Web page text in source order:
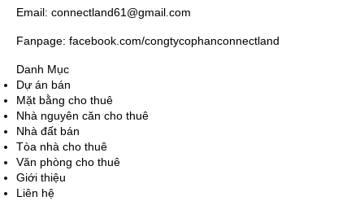
Email: connectland61@gmail.com
Fanpage: facebook.com/congtycophanconnectland
Danh Mục
Dự án bán
Mặt bằng cho thuê
Nhà nguyên căn cho thuê
Nhà đất bán
Tòa nhà cho thuê
Văn phòng cho thuê
Giới thiệu
Liên hệ